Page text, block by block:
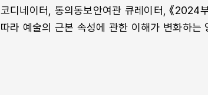
코디네이터, 통의동보안여관 큐레이터, 《2024
따라 예술의 근본 속성에 관한 이해가 변화하